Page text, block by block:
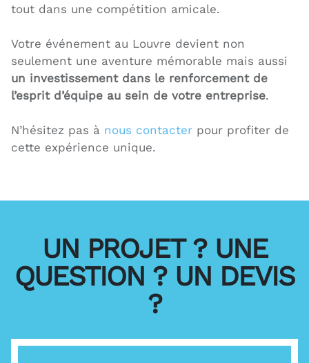
tout dans une compétition amicale.
Votre événement au Louvre devient non
seulement une aventure mémorable mais aussi
un investissement dans le renforcement de
l’esprit d’équipe au sein de votre entreprise.
N’hésitez pas à nous contacter pour profiter de
cette expérience unique.
UN PROJET ? UNE
QUESTION ? UN DEVIS
?